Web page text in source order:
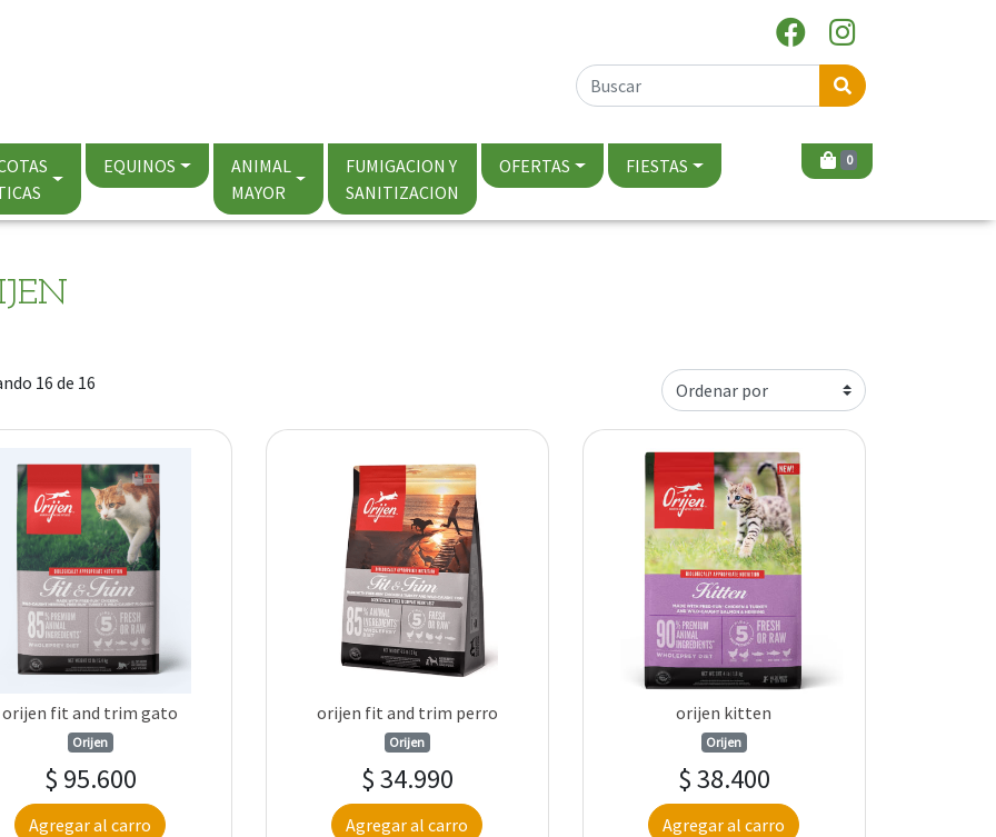
EQUINOS
ANIMAL
MAYOR
FUMIGACION Y
SANITIZACION
OFERTAS FIESTAS 0
16 de 16
orijen fit and trim gato
Orijen
$ 95.600
Agregar al carro
orijen fit and trim perro
Orijen
$ 34.990
Agregar al carro
orijen kitten
Orijen
$ 38.400
Agregar al carro